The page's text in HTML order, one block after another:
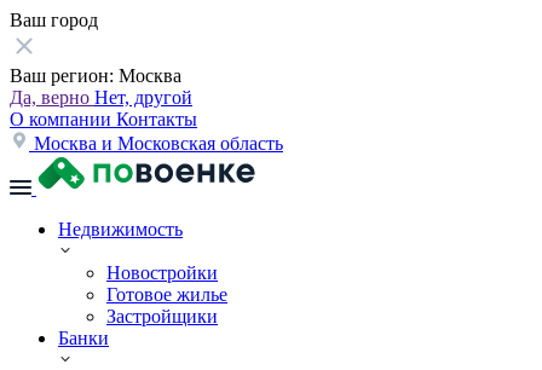
Ваш город
Ваш регион: Москва
Да, верно Нет, другой
О компании Контакты
Москва и Московская область
Недвижимость
Новостройки
Готовое жилье
Застройщики
Банки